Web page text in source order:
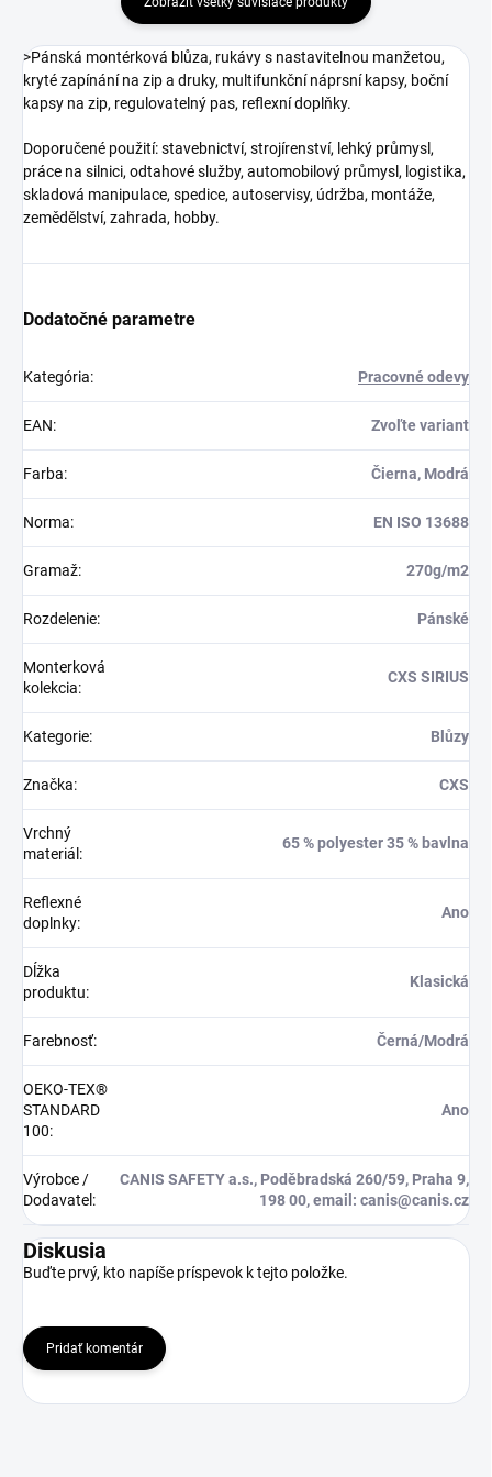
>Pánská montérková blůza, rukávy s nastavitelnou manžetou,
kryté zapínání na zip a druky, multifunkční náprsní kapsy, boční
kapsy na zip, regulovatelný pas, reflexní doplňky.
Doporučené použití: stavebnictví, strojírenství, lehký průmysl,
práce na silnici, odtahové služby, automobilový průmysl, logistika,
skladová manipulace, spedice, autoservisy, údržba, montáže,
zemědělství, zahrada, hobby.
Dodatočné parametre
Kategória: Pracovné odevy
EAN: Zvoľte variant
Farba: Čierna, Modrá
Norma: EN ISO 13688
Gramaž: 270g/m2
Rozdelenie: Pánské
Monterková
kolekcia:
CXS SIRIUS
Kategorie: Blůzy
Značka: CXS
Vrchný
materiál :
65 % polyester 35 % bavlna
Reflexné
doplnky:
Ano
Dĺžka
produktu:
Klasická
Farebnosť: Černá/Modrá
OEKO-TEX®
STANDARD
100:
Ano
Výrobce /
Dodavatel :
CANIS SAFETY a.s., Poděbradská 260/59, Praha 9,
198 00, email: canis@canis.cz
Diskusia
Buďte prvý, kto napíše príspevok k tejto položke.
Pridať komentár